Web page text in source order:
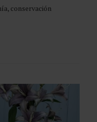
conservación